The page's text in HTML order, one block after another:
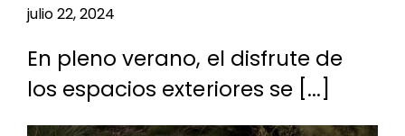
julio 22, 2024
En pleno verano, el disfrute de
los espacios exteriores se [...]